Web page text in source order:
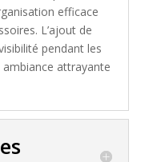
efficace
L’ajout de
pendant les
attrayante